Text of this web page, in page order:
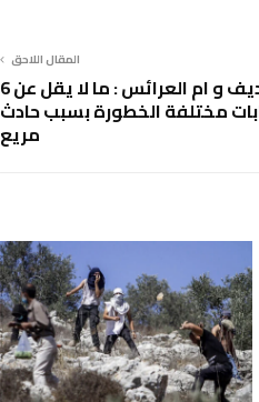
المقال اللاحق
بين الرديف و ام العرائس : ما لا يقل عن 6
مختلفة الخطورة بسبب حادث
مريع